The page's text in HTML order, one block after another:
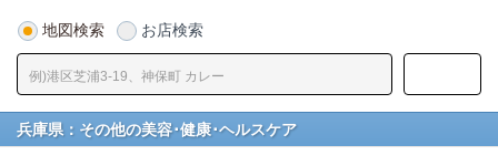
地図検索 お店検索
兵庫県：その他の美容･健康･ヘルスケア